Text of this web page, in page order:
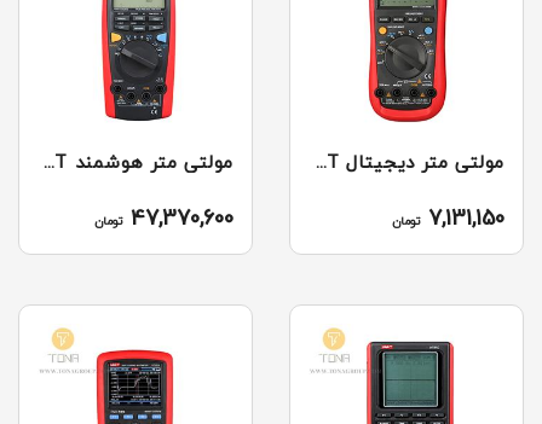
مولتی متر دیجیتال UT61B UNI-T
7,131,150 تومان
مولتی متر هوشمند UT71E UNI-T
47,370,600 تومان